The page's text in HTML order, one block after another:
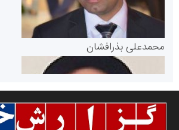
پایگاه خبری گفتمان یزد
محمدعلی بذرافشان